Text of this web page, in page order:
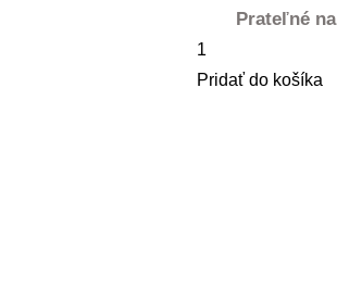
Prateľné na
množstvo
Vesta
Pridať do košíka